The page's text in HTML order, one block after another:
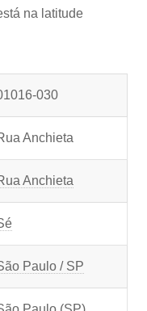
na latitude
030
Anchieta
Anchieta
Paulo / SP